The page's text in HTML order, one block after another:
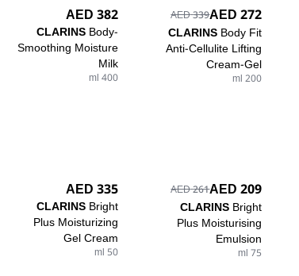
272 AED
339 AED
CLARINSBody Fit
Anti-Cellulite Lifting
Cream-Gel
200 ml
382 AED
CLARINSBody-
Smoothing Moisture
Milk
400 ml
209 AED
261 AED
CLARINSBright
Plus Moisturising
Emulsion
75 ml
335 AED
CLARINSBright
Plus Moisturizing
Gel Cream
50 ml